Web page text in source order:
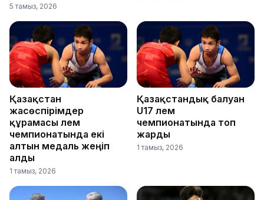
5 тамыз, 2026
Қазақстан
жасөспірімдер
құрамасы әлем
чемпионатында екі
алтын медаль жеңіп
алды
1 тамыз, 2026
Қазақстандық балуан
U17 әлем
чемпионатында топ
жарды
1 тамыз, 2026